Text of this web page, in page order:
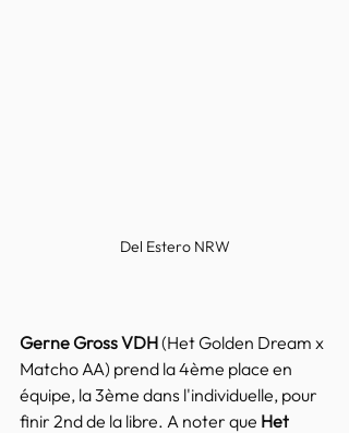
Del Estero NRW
Gerne Gross VDH (Het Golden Dream x
Matcho AA) prend la 4ème place en
équipe, la 3ème dans l'individuelle, pour
finir 2nd de la libre. A noter que Het